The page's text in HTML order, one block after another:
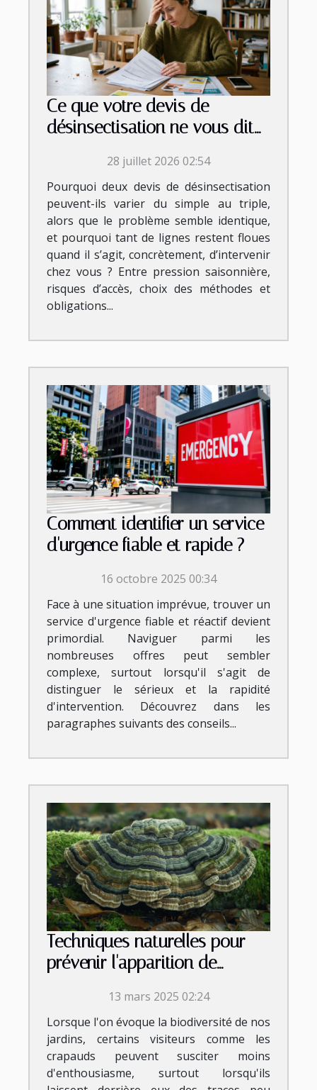
Ce que votre devis de
désinsectisation ne vous dit
28 juillet 2026 02:54
Pourquoi deux devis de désinsectisation
peuvent-ils varier du simple au triple,
alors que le problème semble identique,
et pourquoi tant de lignes restent floues
quand il s’agit, concrètement, d’intervenir
chez vous ? Entre pression saisonnière,
risques d’accès, choix des méthodes et
obligations...
Comment identifier un service
d'urgence fiable et rapide ?
16 octobre 2025 00:34
Face à une situation imprévue, trouver un
service d'urgence fiable et réactif devient
primordial. Naviguer parmi les
nombreuses offres peut sembler
complexe, surtout lorsqu'il s'agit de
distinguer le sérieux et la rapidité
d'intervention. Découvrez dans les
paragraphes suivants des conseils...
Techniques naturelles pour
prévenir l'apparition de
13 mars 2025 02:24
Lorsque l'on évoque la biodiversité de nos
jardins, certains visiteurs comme les
crapauds peuvent susciter moins
d'enthousiasme, surtout lorsqu'ils